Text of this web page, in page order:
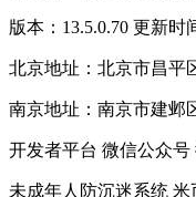
版本：13.5.0.70 更新时
北京地址：北京市昌平
南京地址：南京市建邺
开发者平台 微信公众号
未成年人防沉迷系统 米